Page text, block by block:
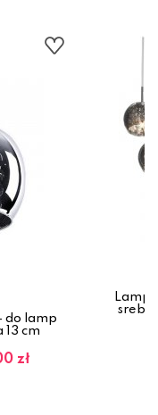
do lamp
13 cm
zł